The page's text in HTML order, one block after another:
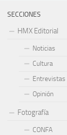
SECCIONES
HMX Editorial
Noticias
Cultura
Entrevistas
Opinión
Fotografía
CONFA